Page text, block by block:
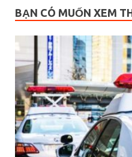
BẠN CÓ MUỐN XEM